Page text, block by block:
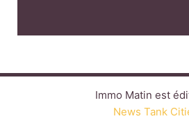
Immo Matin est
News Tank